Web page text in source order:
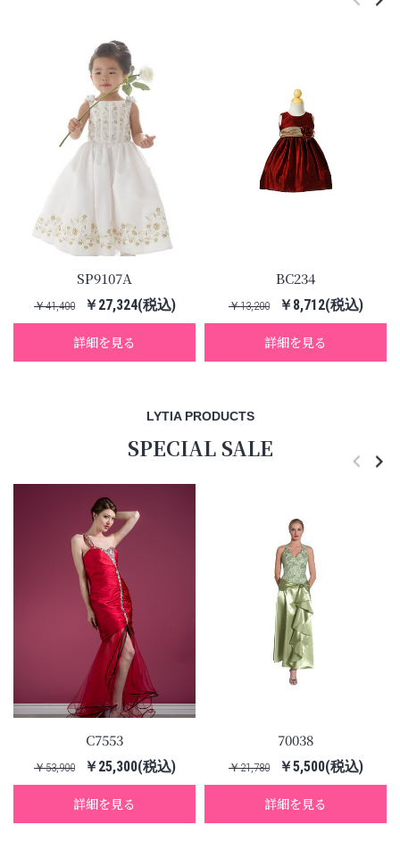
SP9107A
￥41,400 ￥27,324(税込)
詳細を見る
BC234
￥13,200 ￥8,712(税込)
詳細を見る
SPECIAL SALE
LYTIA PRODUCTS
C7553
￥53,900 ￥25,300(税込)
詳細を見る
70038
￥21,780 ￥5,500(税込)
詳細を見る